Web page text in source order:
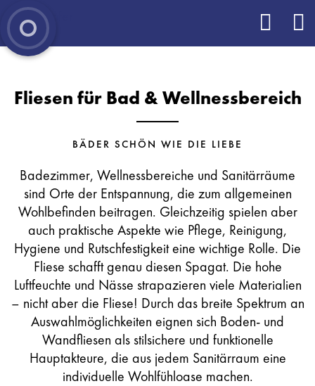
Fliesen für Bad & Wellnessbereich
BÄDER SCHÖN WIE DIE LIEBE
Badezimmer, Wellnessbereiche und Sanitärräume
sind Orte der Entspannung, die zum allgemeinen
Wohlbefinden beitragen. Gleichzeitig spielen aber
auch praktische Aspekte wie Pflege, Reinigung,
Hygiene und Rutschfestigkeit eine wichtige Rolle. Die
Fliese schafft genau diesen Spagat. Die hohe
Luftfeuchte und Nässe strapazieren viele Materialien
– nicht aber die Fliese! Durch das breite Spektrum an
Auswahlmöglichkeiten eignen sich Boden- und
Wandfliesen als stilsichere und funktionelle
Hauptakteure, die aus jedem Sanitärraum eine
individuelle Wohlfühloase machen.